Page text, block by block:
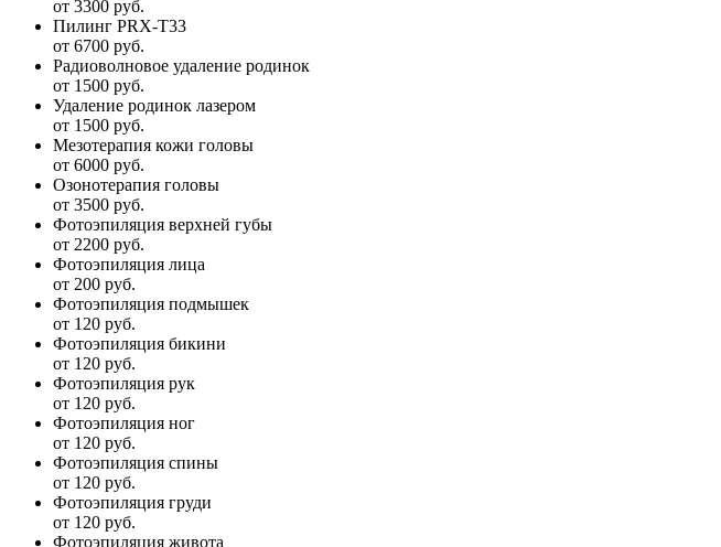
от 3300 руб.
Пилинг PRX-T33
от 6700 руб.
Радиоволновое удаление родинок
от 1500 руб.
Удаление родинок лазером
от 1500 руб.
Мезотерапия кожи головы
от 6000 руб.
Озонотерапия головы
от 3500 руб.
Фотоэпиляция верхней губы
от 2200 руб.
Фотоэпиляция лица
от 200 руб.
Фотоэпиляция подмышек
от 120 руб.
Фотоэпиляция бикини
от 120 руб.
Фотоэпиляция рук
от 120 руб.
Фотоэпиляция ног
от 120 руб.
Фотоэпиляция спины
от 120 руб.
Фотоэпиляция груди
от 120 руб.
Фотоэпиляция живота